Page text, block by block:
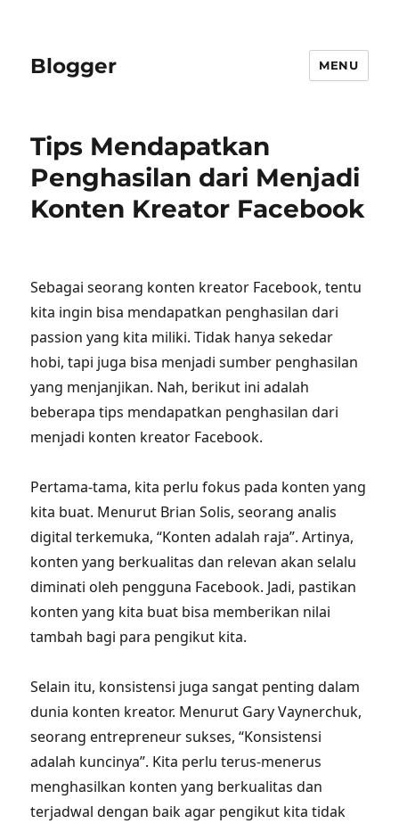
Blogger MENU
Tips Mendapatkan
Penghasilan dari Menjadi
Konten Kreator Facebook
Sebagai seorang konten kreator Facebook, tentu
kita ingin bisa mendapatkan penghasilan dari
passion yang kita miliki. Tidak hanya sekedar
hobi, tapi juga bisa menjadi sumber penghasilan
yang menjanjikan. Nah, berikut ini adalah
beberapa tips mendapatkan penghasilan dari
menjadi konten kreator Facebook.
Pertama-tama, kita perlu fokus pada konten yang
kita buat. Menurut Brian Solis, seorang analis
digital terkemuka, “Konten adalah raja”. Artinya,
konten yang berkualitas dan relevan akan selalu
diminati oleh pengguna Facebook. Jadi, pastikan
konten yang kita buat bisa memberikan nilai
tambah bagi para pengikut kita.
Selain itu, konsistensi juga sangat penting dalam
dunia konten kreator. Menurut Gary Vaynerchuk,
seorang entrepreneur sukses, “Konsistensi
adalah kuncinya”. Kita perlu terus-menerus
menghasilkan konten yang berkualitas dan
terjadwal dengan baik agar pengikut kita tidak